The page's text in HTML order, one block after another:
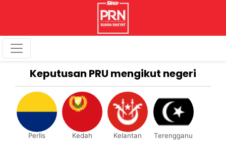
Keputusan PRU mengikut negeri
Perlis Kedah Kelantan Terengganu